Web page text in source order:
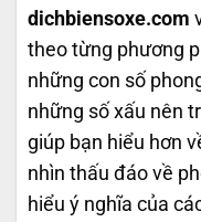
dichbiensoxe.com
theo từng phương
những con số
những số xấu nên
giúp bạn hiểu hơn
nhìn thấu đáo về
hiểu ý nghĩa của